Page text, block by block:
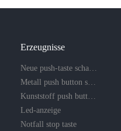
Erzeugnisse
Led-anzeige
Notfall stop taste